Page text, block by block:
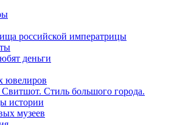
российской императрицы
деньги
ювелиров
Стиль большого города.
истории
музеев